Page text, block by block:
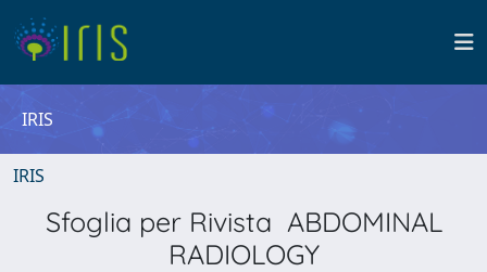
IRIS
IRIS
Sfoglia per Rivista ABDOMINAL
RADIOLOGY